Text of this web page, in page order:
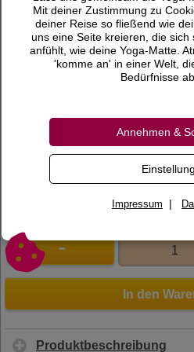
Preis
Versandkosten
Bewertungen
0
In den
Produktbeschreibung
Mit deiner Zustimmung zu
deiner Reise so fließend wie
uns eine Seite kreieren, die
anfühlt, wie deine Yoga-Matte.
'komme an' in einer Welt,
Bedürfnisse
Annehmen &
Impressum |